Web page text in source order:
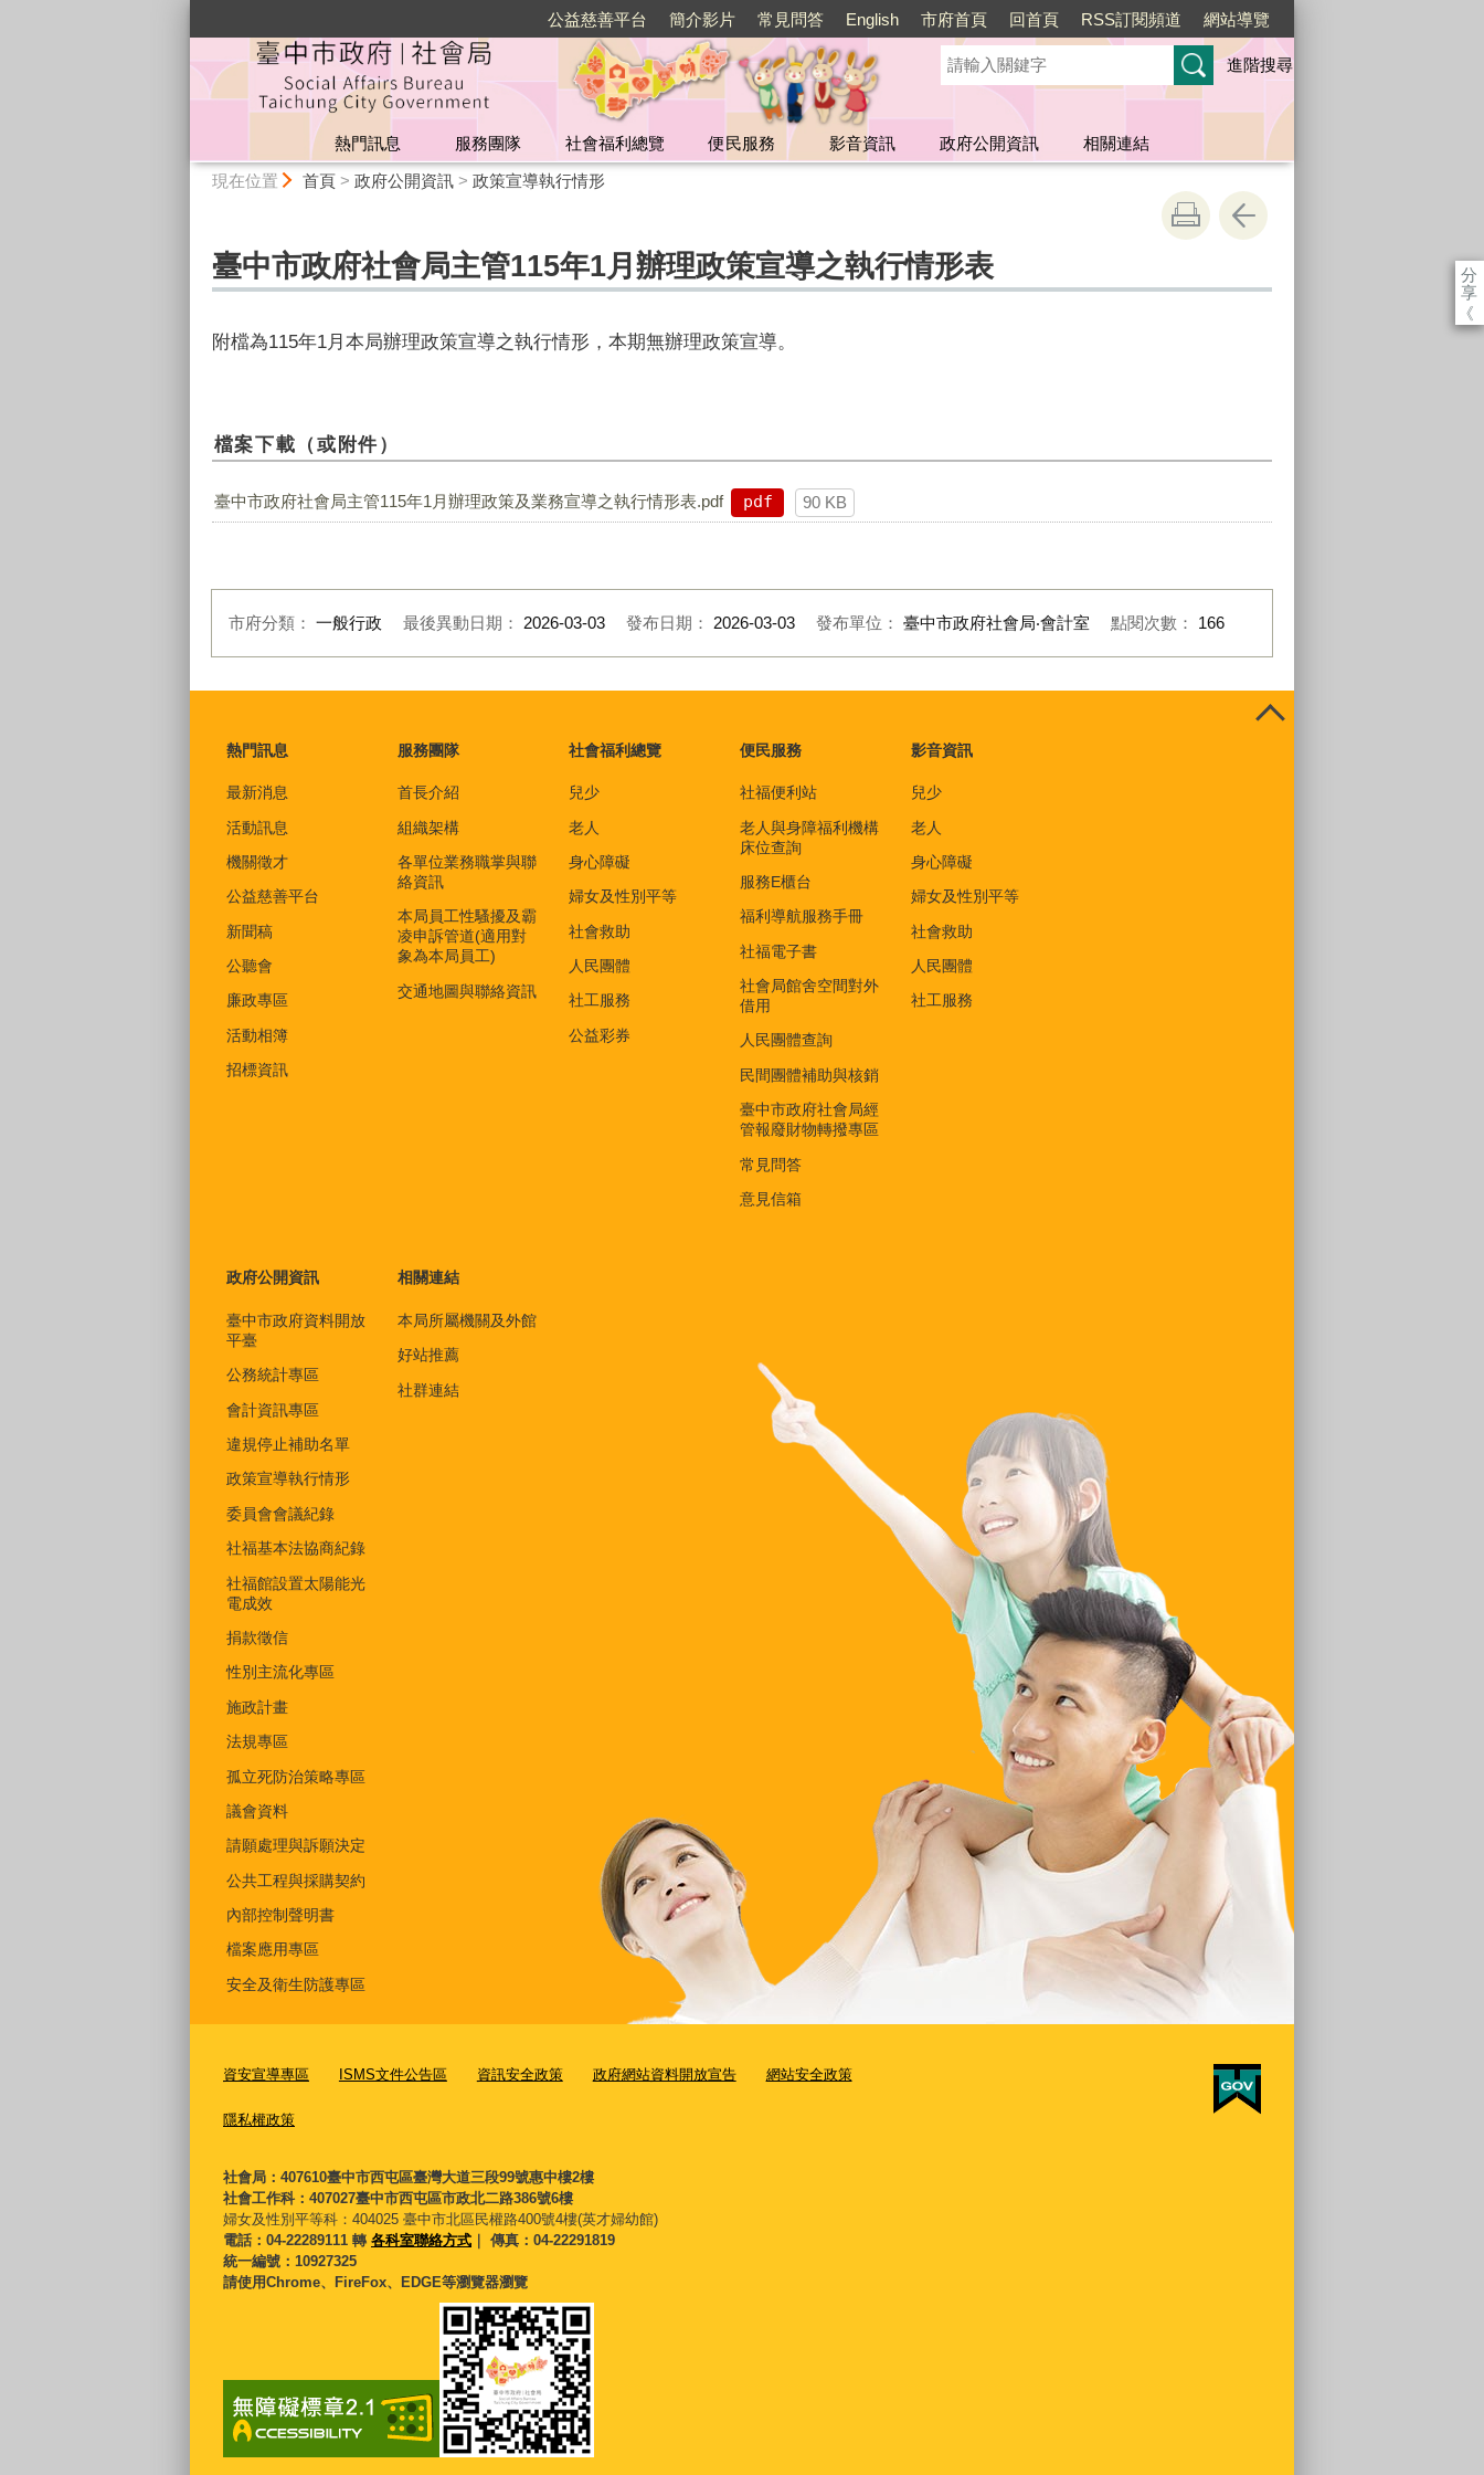
公益慈善平台 簡介影片 常見問答 English 市府首頁 回首頁 RSS訂閱頻道 網站導覽
進階搜尋
熱門訊息 服務團隊 社會福利總覽 便民服務 影音資訊 政府公開資訊
相關連結
現在位置 首頁> 政府公開資訊> 政策宣導執行情形
分
享
《
臺中市政府社會局主管115年1月辦理政策宣導之執行情形表
附檔為115年1月本局辦理政策宣導之執行情形，本期無辦理政策宣導。
檔案下載（或附件）
臺中市政府社會局主管115年1月辦理政策及業務宣導之執行情形表.pdf pdf 90 KB
市府分類： 一般行政 最後異動日期： 2026-03-03 發布日期： 2026-03-03 發布單位： 臺中市政府社會局‧會計室 點閱次數： 166
熱門訊息
最新消息
活動訊息
機關徵才
公益慈善平台
新聞稿
公聽會
廉政專區
活動相簿
招標資訊
服務團隊
首長介紹
組織架構
各單位業務職掌與聯
絡資訊
本局員工性騷擾及霸
凌申訴管道(適用對
象為本局員工)
交通地圖與聯絡資訊
社會福利總覽
兒少
老人
身心障礙
婦女及性別平等
社會救助
人民團體
社工服務
公益彩券
便民服務
社福便利站
老人與身障福利機構
床位查詢
服務E櫃台
福利導航服務手冊
社福電子書
社會局館舍空間對外
借用
人民團體查詢
民間團體補助與核銷
臺中市政府社會局經
管報廢財物轉撥專區
常見問答
意見信箱
影音資訊
兒少
老人
身心障礙
婦女及性別平等
社會救助
人民團體
社工服務
政府公開資訊
臺中市政府資料開放
平臺
公務統計專區
會計資訊專區
違規停止補助名單
政策宣導執行情形
委員會會議紀錄
社福基本法協商紀錄
社福館設置太陽能光
電成效
捐款徵信
性別主流化專區
施政計畫
法規專區
孤立死防治策略專區
議會資料
請願處理與訴願決定
公共工程與採購契約
內部控制聲明書
檔案應用專區
安全及衛生防護專區
相關連結
本局所屬機關及外館
好站推薦
社群連結
資安宣導專區 ISMS文件公告區 資訊安全政策 政府網站資料開放宣告 網站安全政策
隱私權政策
社會局：407610臺中市西屯區臺灣大道三段99號惠中樓2樓
社會工作科：407027臺中市西屯區市政北二路386號6樓
婦女及性別平等科： 404025 臺中市北區民權路400號4樓(英才婦幼館)
電話：04-22289111 轉 各科室聯絡方式 ｜ 傳真：04-22291819
統一編號：10927325
請使用Chrome、FireFox、EDGE等瀏覽器瀏覽